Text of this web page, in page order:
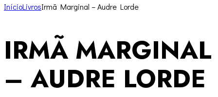
InícioLivrosIrmã Marginal – Audre Lorde
IRMÃ MARGINAL
– AUDRE LORDE